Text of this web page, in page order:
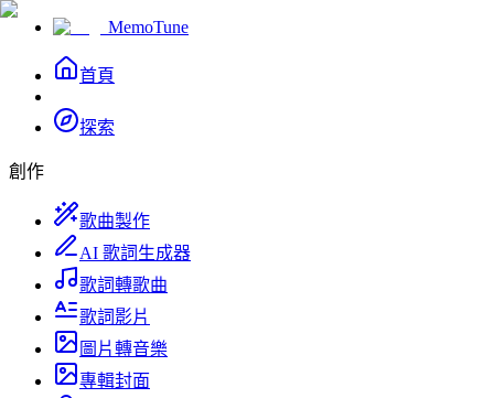
MemoTune
首頁
探索
創作
歌曲製作
AI 歌詞生成器
歌詞轉歌曲
歌詞影片
圖片轉音樂
專輯封面